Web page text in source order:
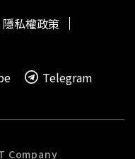
隱私權政策
Telegram
Company